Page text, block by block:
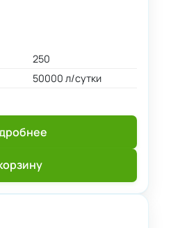
250
50000 л/сутки